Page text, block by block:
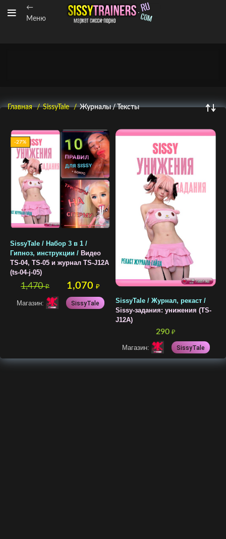
←
Меню
Главная SissyTale Журналы / Тексты
-27%
SissyTale / Набор 3 в 1 /
Гипноз, инструкции / Видео
TS-04, TS-05 и журнал TS-J12A
(ts-04-j-05)
1,470₽ 1,070 ₽
Магазин: SissyTale
SissyTale / Журнал, рекаст /
Sissy-задания: унижения (TS-
J12A)
290 ₽
Магазин: SissyTale